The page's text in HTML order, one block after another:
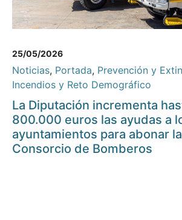
25/05/2026
Noticias, Portada, Prevención y
Incendios y Reto Demográfico
La Diputación incrementa
800.000 euros las ayudas a
ayuntamientos para abonar
Consorcio de Bomberos